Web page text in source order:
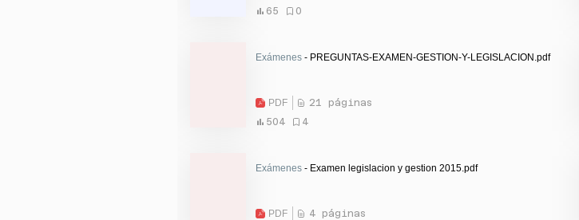
65
0
Exámenes - PREGUNTAS-EXAMEN-GESTION-Y-LEGISLACION.pdf
PDF
21 páginas
504
4
Exámenes - Examen legislacion y gestion 2015.pdf
PDF
4 páginas